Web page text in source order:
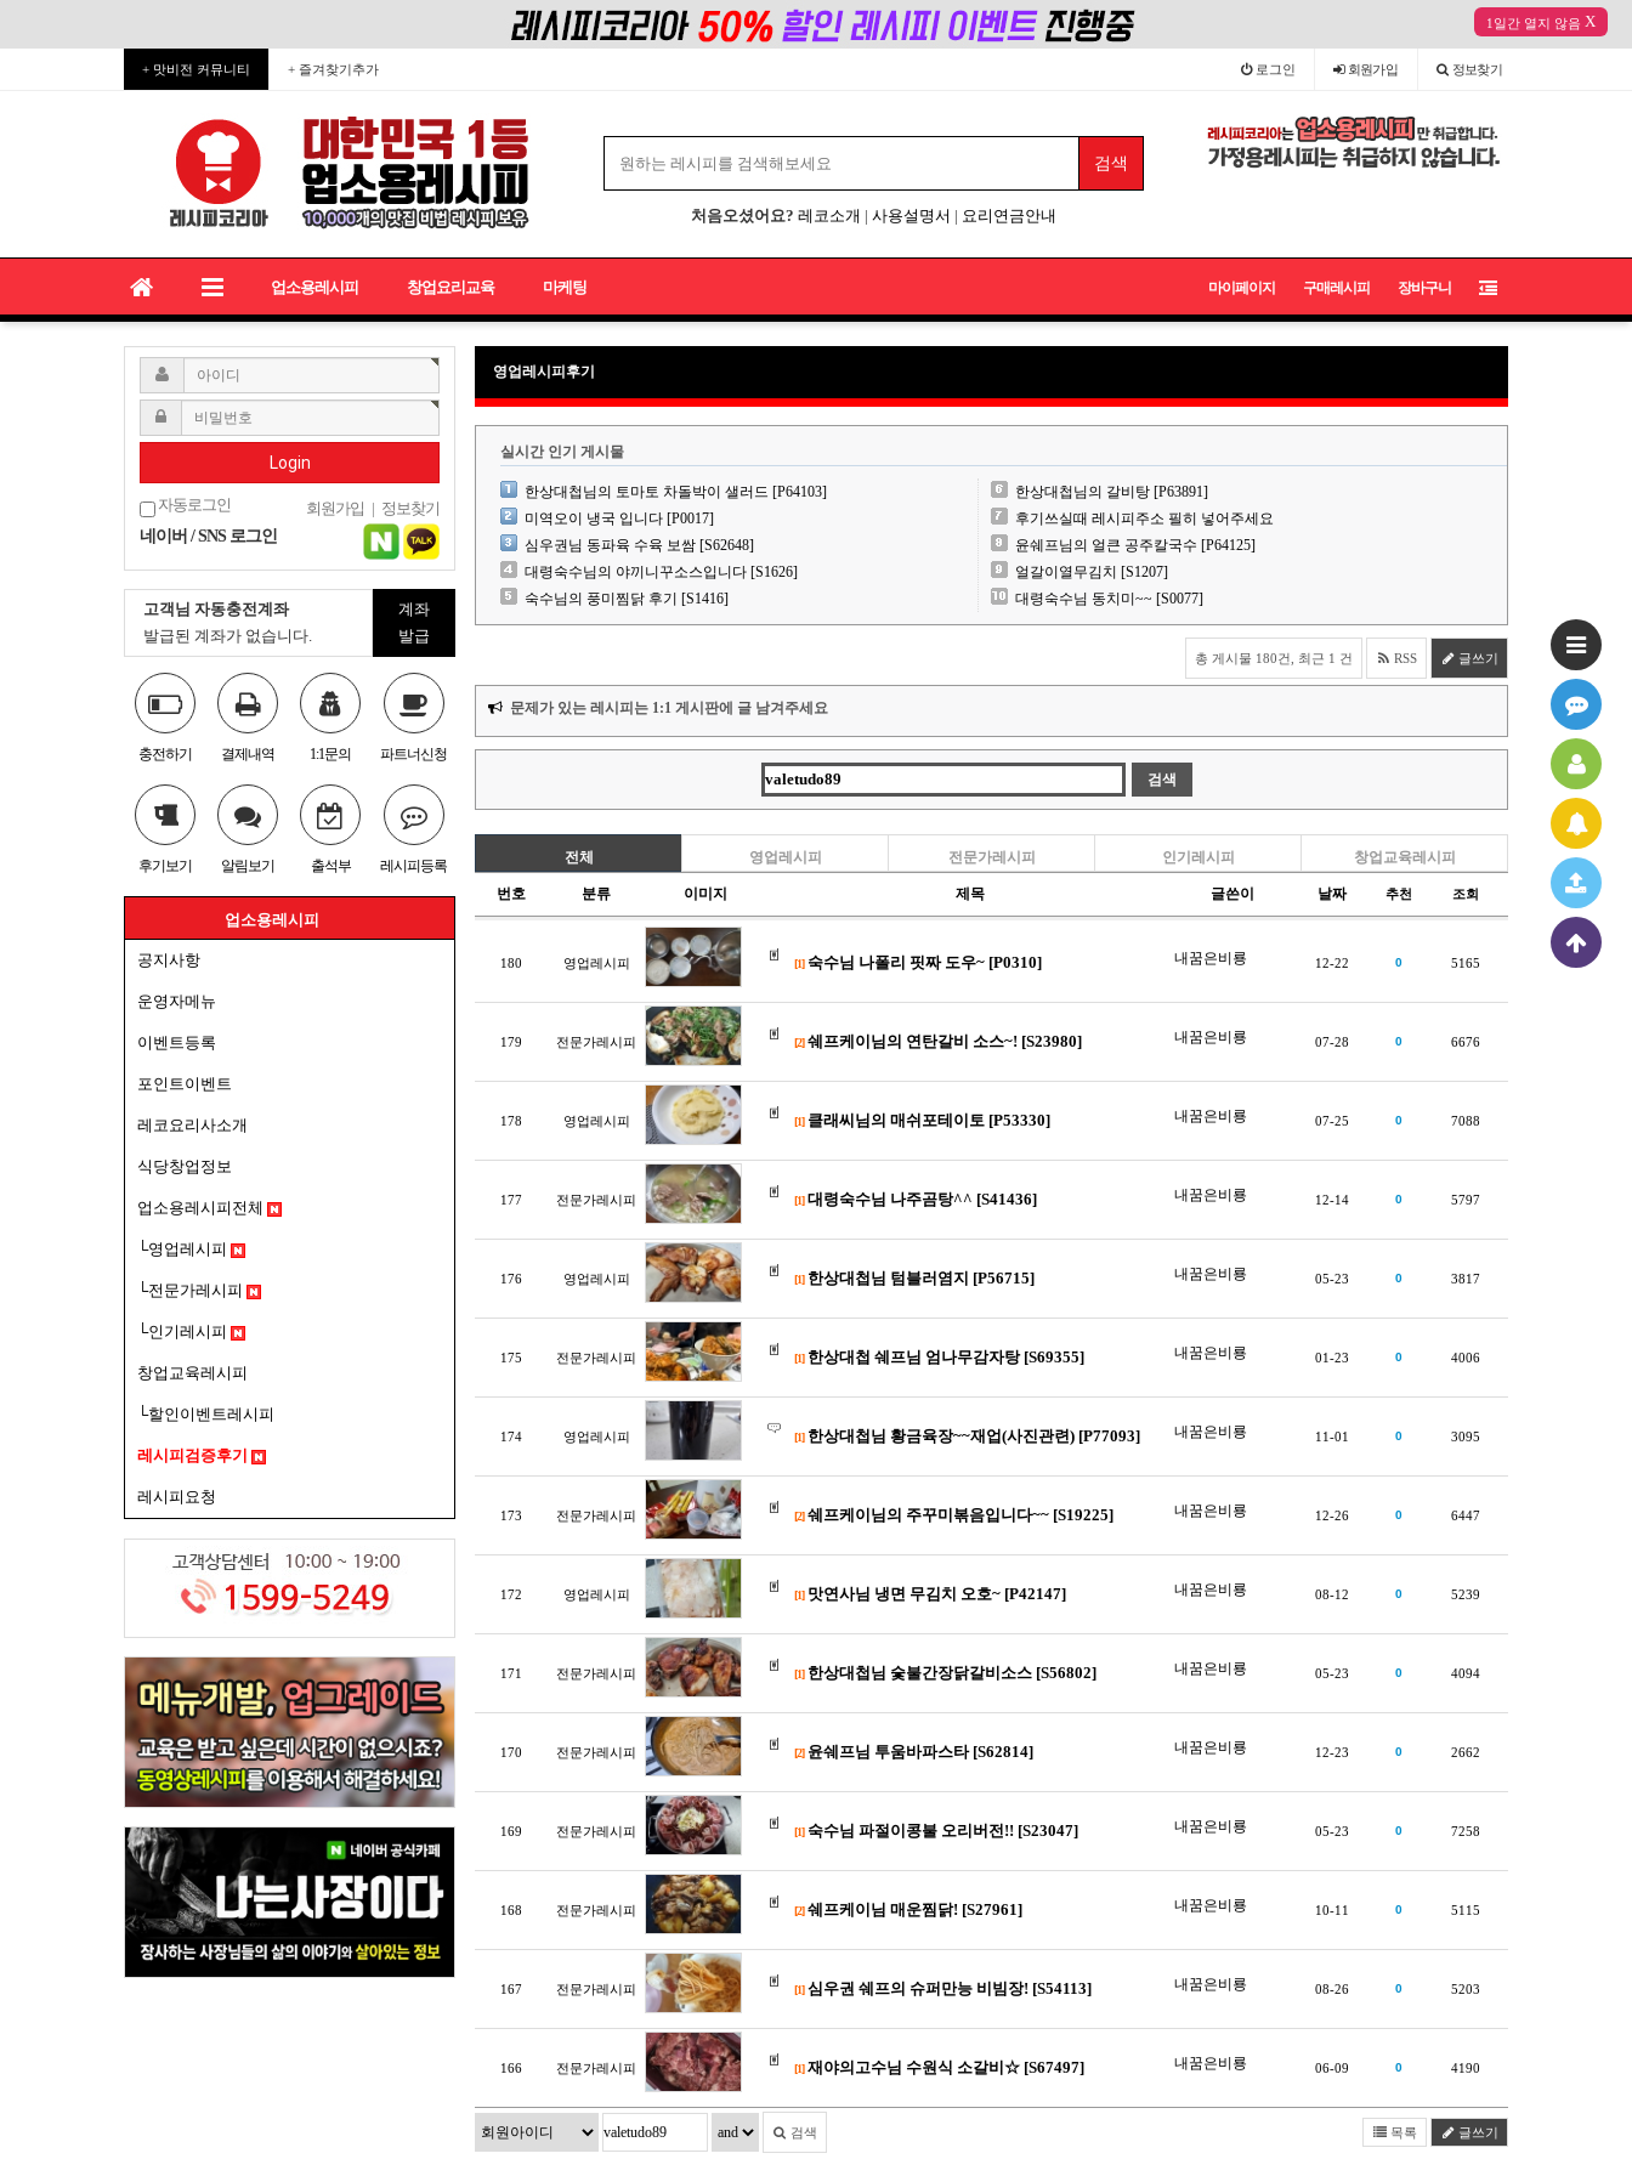
1일간 열지 않음 X
+ 맛비전 커뮤니티 + 즐겨찾기추가 로그인 회원가입 정보찾기
처음오셨어요? 레코소개 | 사용설명서 | 요리연금안내
마이페이지 구매레시피 장바구니
업소용레시피 창업요리교육 마케팅
Login
자동로그인 회원가입 | 정보찾기
네이버 / SNS 로그인
고객님 자동충전계좌
발급된 계좌가 없습니다.
계좌
발급
충전하기 결제내역 1:1문의 파트너신청
후기보기 알림보기 출석부 레시피등록
업소용레시피
공지사항
운영자메뉴
이벤트등록
포인트이벤트
레코요리사소개
식당창업정보
업소용레시피전체
└영업레시피
└전문가레시피
└인기레시피
창업교육레시피
└할인이벤트레시피
레시피검증후기
레시피요청
영업레시피후기
실시간 인기 게시물
한상대첩님의 토마토 차돌박이 샐러드 [P64103]
미역오이 냉국 입니다 [P0017]
심우권님 동파육 수육 보쌈 [S62648]
대령숙수님의 야끼니꾸소스입니다 [S1626]
숙수님의 풍미찜닭 후기 [S1416]
한상대첩님의 갈비탕 [P63891]
후기쓰실때 레시피주소 필히 넣어주세요
윤쉐프님의 얼큰 공주칼국수 [P64125]
얼갈이열무김치 [S1207]
대령숙수님 동치미~~ [S0077]
총 게시물 180건, 최근 1 건 RSS 글쓰기
문제가 있는 레시피는 1:1 게시판에 글 남겨주세요
전체 영업레시피 전문가레시피 인기레시피 창업교육레시피
번호 분류 이미지 제목 글쓴이 날짜 추천 조회
180 영업레시피 [1] 숙수님 나폴리 핏짜 도우~ [P0310] 내꿈은비룡 12-22 0 5165
179 전문가레시피 [2] 쉐프케이님의 연탄갈비 소스~! [S23980] 내꿈은비룡 07-28 0 6676
178 영업레시피 [1] 클래씨님의 매쉬포테이토 [P53330] 내꿈은비룡 07-25 0 7088
177 전문가레시피 [1] 대령숙수님 나주곰탕^^ [S41436] 내꿈은비룡 12-14 0 5797
176 영업레시피 [1] 한상대첩님 텀블러염지 [P56715] 내꿈은비룡 05-23 0 3817
175 전문가레시피 [1] 한상대첩 쉐프님 엄나무감자탕 [S69355] 내꿈은비룡 01-23 0 4006
174 영업레시피 [1] 한상대첩님 황금육장~~재업(사진관련) [P77093] 내꿈은비룡 11-01 0 3095
173 전문가레시피 [2] 쉐프케이님의 주꾸미볶음입니다~~ [S19225] 내꿈은비룡 12-26 0 6447
172 영업레시피 [1] 맛연사님 냉면 무김치 오호~ [P42147] 내꿈은비룡 08-12 0 5239
171 전문가레시피 [1] 한상대첩님 숯불간장닭갈비소스 [S56802] 내꿈은비룡 05-23 0 4094
170 전문가레시피 [2] 윤쉐프님 투움바파스타 [S62814] 내꿈은비룡 12-23 0 2662
169 전문가레시피 [1] 숙수님 파절이콩불 오리버전!! [S23047] 내꿈은비룡 05-23 0 7258
168 전문가레시피 [2] 쉐프케이님 매운찜닭! [S27961] 내꿈은비룡 10-11 0 5115
167 전문가레시피 [1] 심우권 쉐프의 슈퍼만능 비빔장! [S54113] 내꿈은비룡 08-26 0 5203
166 전문가레시피 [1] 재야의고수님 수원식 소갈비☆ [S67497] 내꿈은비룡 06-09 0 4190
검색 목록 글쓰기